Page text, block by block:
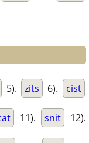
5). zits 6). cist
11). snit 12).